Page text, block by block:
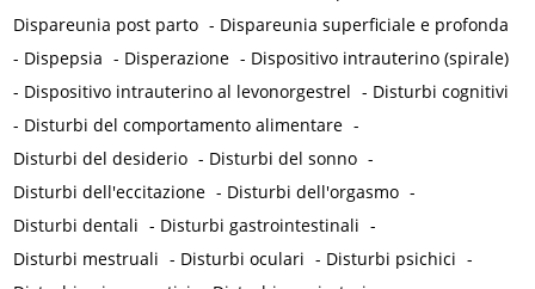
Dispareunia post parto - Dispareunia superficiale e profonda
- Dispepsia - Disperazione - Dispositivo intrauterino (spirale)
- Dispositivo intrauterino al levonorgestrel - Disturbi cognitivi
- Disturbi del comportamento alimentare -
Disturbi del desiderio - Disturbi del sonno -
Disturbi dell'eccitazione - Disturbi dell'orgasmo -
Disturbi dentali - Disturbi gastrointestinali -
Disturbi mestruali - Disturbi oculari - Disturbi psichici -